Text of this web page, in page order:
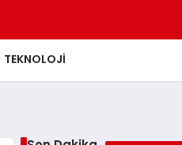
TEKNOLOJI